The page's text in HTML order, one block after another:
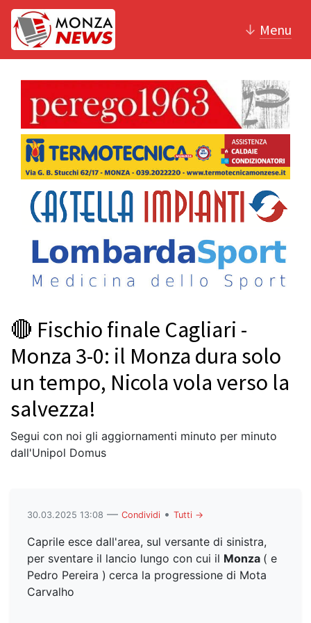
↓ Menu
🔴 Fischio finale Cagliari -
Monza 3-0: il Monza dura solo
un tempo, Nicola vola verso la
salvezza!
Segui con noi gli aggiornamenti minuto per minuto
dall'Unipol Domus
30.03.2025 13:08 — Condividi • Tutti →
Caprile esce dall'area, sul versante di sinistra,
per sventare il lancio lungo con cui il Monza ( e
Pedro Pereira ) cerca la progressione di Mota
Carvalho